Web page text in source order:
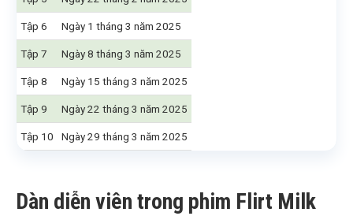
Tập 6 Ngày 1 tháng 3 năm 2025
Tập 7 Ngày 8 tháng 3 năm 2025
Tập 8 Ngày 15 tháng 3 năm 2025
Tập 9 Ngày 22 tháng 3 năm 2025
Tập 10 Ngày 29 tháng 3 năm 2025
Dàn diễn viên trong phim Flirt Milk